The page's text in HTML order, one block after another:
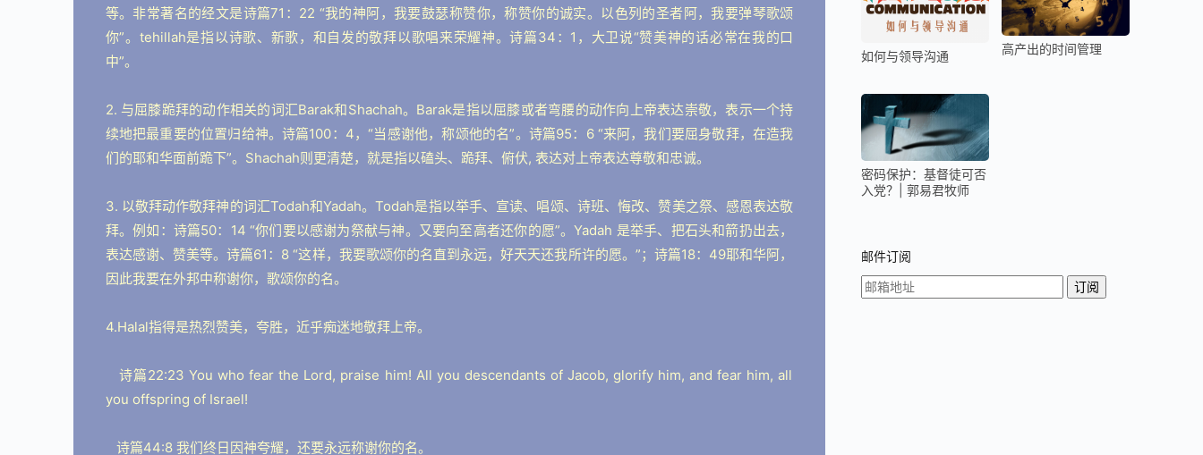
等。非常著名的经文是诗篇71：22 “我的神阿，我要鼓瑟称赞你，称赞你的诚实。以色列的圣者阿，我要弹琴歌颂
你”。tehillah是指以诗歌、新歌，和自发的敬拜以歌唱来荣耀神。诗篇34：1，大卫说“赞美神的话必常在我的口
中”。
2. 与屈膝跪拜的动作相关的词汇Barak和Shachah。Barak是指以屈膝或者弯腰的动作向上帝表达崇敬，表示一个持
续地把最重要的位置归给神。诗篇100：4，“当感谢他，称颂他的名”。诗篇95：6 “来阿，我们要屈身敬拜，在造我
们的耶和华面前跪下”。Shachah则更清楚，就是指以磕头、跪拜、俯伏, 表达对上帝表达尊敬和忠诚。
3. 以敬拜动作敬拜神的词汇Todah和Yadah。Todah是指以举手、宣读、唱颂、诗班、悔改、赞美之祭、感恩表达敬
拜。例如：诗篇50：14 “你们要以感谢为祭献与神。又要向至高者还你的愿”。Yadah 是举手、把石头和箭扔出去，
表达感谢、赞美等。诗篇61：8 “这样，我要歌颂你的名直到永远，好天天还我所许的愿。”；诗篇18：49耶和华阿，
因此我要在外邦中称谢你，歌颂你的名。
4.Halal指得是热烈赞美，夸胜，近乎痴迷地敬拜上帝。
you offspring of Israel!
   诗篇44:8 我们终日因神夸耀，还要永远称谢你的名。
如何与领导沟通 高产出的时间管理
密码保护：基督徒可否
入党？| 郭易君牧师
邮件订阅